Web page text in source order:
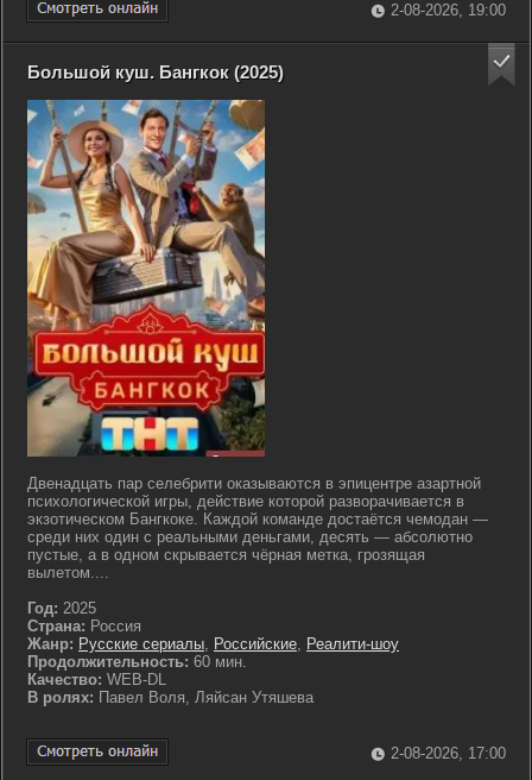
2-08-2026, 19:00
Большой куш. Бангкок (2025)
Двенадцать пар селебрити оказываются в эпицентре азартной
психологической игры, действие которой разворачивается в
экзотическом Бангкоке. Каждой команде достаётся чемодан —
среди них один с реальными деньгами, десять — абсолютно
пустые, а в одном скрывается чёрная метка, грозящая
вылетом....
Год: 2025
Страна: Россия
Жанр: Русские сериалы, Российские, Реалити-шоу
Продолжительность: 60 мин.
Качество: WEB-DL
В ролях: Павел Воля, Ляйсан Утяшева
2-08-2026, 17:00